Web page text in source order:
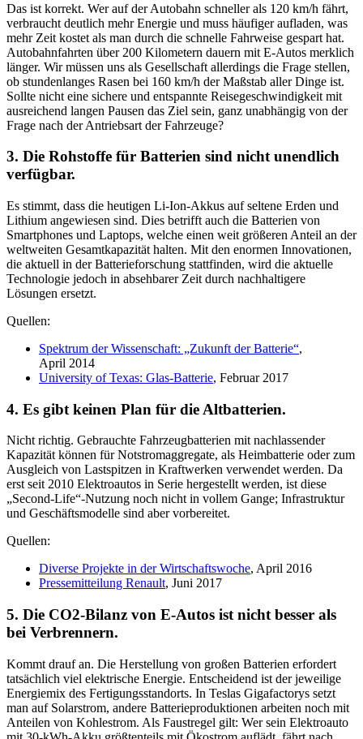
Das ist korrekt. Wer auf der Autobahn schneller als 120 km/h fährt,
verbraucht deutlich mehr Energie und muss häufiger aufladen, was
mehr Zeit kostet als man durch die schnelle Fahrweise gespart hat.
Autobahnfahrten über 200 Kilometern dauern mit E-Autos merklich
länger. Wir müssen uns als Gesellschaft allerdings die Frage stellen,
ob stundenlanges Rasen bei 160 km/h der Maßstab aller Dinge ist.
Sollte nicht eine sichere und entspannte Reisegeschwindigkeit mit
ausreichend langen Pausen das Ziel sein, ganz unabhängig von der
Frage nach der Antriebsart der Fahrzeuge?
3. Die Rohstoffe für Batterien sind nicht unendlich
verfügbar.
Es stimmt, dass die heutigen Li-Ion-Akkus auf seltene Erden und
Lithium angewiesen sind. Dies betrifft auch die Batterien von
Smartphones und Laptops, welche einen weit größeren Anteil an der
weltweiten Gesamtkapazität halten. Mit den enormen Innovationen,
die aktuell in der Batterieforschung stattfinden, wird die aktuelle
Technologie jedoch in absehbarer Zeit durch nachhaltigere
Lösungen ersetzt.
Quellen:
Spektrum der Wissenschaft: „Zukunft der Batterie“,
April 2014
University of Texas: Glas-Batterie, Februar 2017
4. Es gibt keinen Plan für die Altbatterien.
Nicht richtig. Gebrauchte Fahrzeugbatterien mit nachlassender
Kapazität können für Notstromaggregate, als Heimbatterie oder zum
Ausgleich von Lastspitzen in Kraftwerken verwendet werden. Da
erst seit 2010 Elektroautos in Serie hergestellt werden, ist diese
„Second-Life“-Nutzung noch nicht in vollem Gange; Infrastruktur
und Geschäftsmodelle sind aber vorbereitet.
Quellen:
Diverse Projekte in der Wirtschaftswoche, April 2016
Pressemitteilung Renault, Juni 2017
5. Die CO2-Bilanz von E-Autos ist nicht besser als
bei Verbrennern.
Kommt drauf an. Die Herstellung von großen Batterien erfordert
tatsächlich viel elektrische Energie. Entscheidend ist der jeweilige
Energiemix des Fertigungsstandorts. In Teslas Gigafactorys setzt
man auf Solarstrom, andere Batterieproduktionen arbeiten noch mit
Anteilen von Kohlestrom. Als Faustregel gilt: Wer sein Elektroauto